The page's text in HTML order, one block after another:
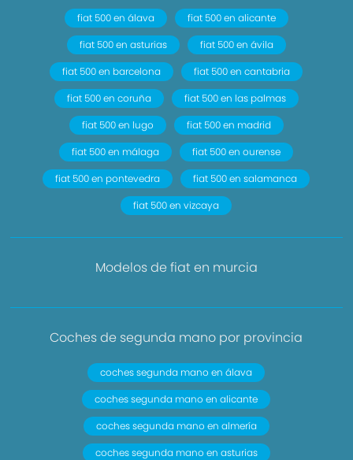
fiat 500 en álava
fiat 500 en alicante
fiat 500 en asturias
fiat 500 en ávila
fiat 500 en barcelona
fiat 500 en cantabria
fiat 500 en coruña
fiat 500 en las palmas
fiat 500 en lugo
fiat 500 en madrid
fiat 500 en málaga
fiat 500 en ourense
fiat 500 en pontevedra
fiat 500 en salamanca
fiat 500 en vizcaya
Modelos de fiat en murcia
Coches de segunda mano por provincia
coches segunda mano en álava
coches segunda mano en alicante
coches segunda mano en almería
coches segunda mano en asturias